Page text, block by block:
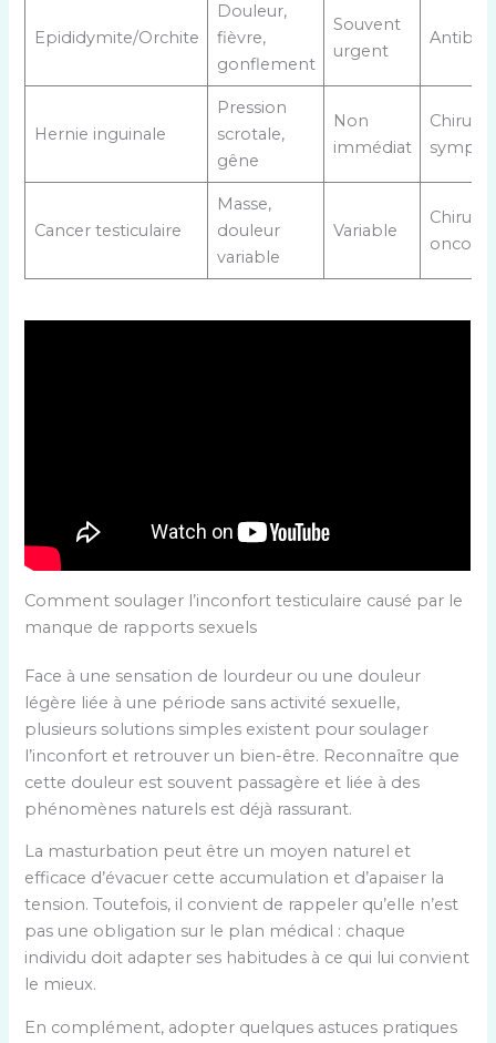
Epididymite/Orchite
Douleur,
fièvre,
gonflement
Souvent
urgent
Hernie inguinale
Pression
scrotale,
gêne
Non
immédiat
Cancer testiculaire
Masse,
douleur
variable
Variable
Comment soulager l’inconfort testiculaire causé par le
manque de rapports sexuels
Face à une sensation de lourdeur ou une douleur
légère liée à une période sans activité sexuelle,
plusieurs solutions simples existent pour soulager
l’inconfort et retrouver un bien-être. Reconnaître que
cette douleur est souvent passagère et liée à des
phénomènes naturels est déjà rassurant.
La masturbation peut être un moyen naturel et
efficace d’évacuer cette accumulation et d’apaiser la
tension. Toutefois, il convient de rappeler qu’elle n’est
pas une obligation sur le plan médical : chaque
individu doit adapter ses habitudes à ce qui lui convient
le mieux.
En complément, adopter quelques astuces pratiques